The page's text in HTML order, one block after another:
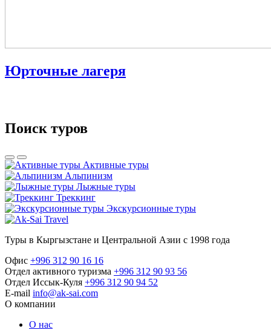
Юрточные лагеря
Поиск туров
Активные туры
Альпинизм
Лыжные туры
Треккинг
Экскурсионные туры
Туры в Кыргызстане и Центральной Азии с 1998 года
Офис +996 312 90 16 16
Отдел активного туризма +996 312 90 93 56
Отдел Иссык-Куля +996 312 90 94 52
E-mail info@ak-sai.com
О компании
О нас